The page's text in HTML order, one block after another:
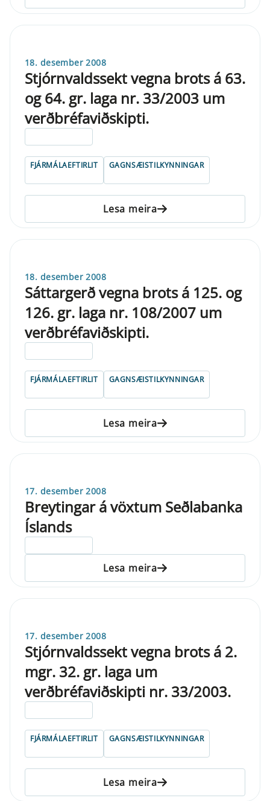
18. desember 2008
Stjórnvaldssekt vegna brots á 63.
og 64. gr. laga nr. 33/2003 um
verðbréfaviðskipti.
FJÁRMÁLAEFTIRLIT GAGNSÆISTILKYNNINGAR
Lesa meira
18. desember 2008
Sáttargerð vegna brots á 125. og
126. gr. laga nr. 108/2007 um
verðbréfaviðskipti.
FJÁRMÁLAEFTIRLIT GAGNSÆISTILKYNNINGAR
Lesa meira
17. desember 2008
Breytingar á vöxtum Seðlabanka
Íslands
Lesa meira
17. desember 2008
Stjórnvaldssekt vegna brots á 2.
mgr. 32. gr. laga um
verðbréfaviðskipti nr. 33/2003.
FJÁRMÁLAEFTIRLIT GAGNSÆISTILKYNNINGAR
Lesa meira